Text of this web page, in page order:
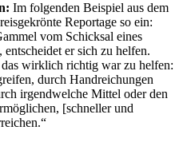
Im folgenden Beispiel aus dem
Reportage so ein:
vom Schicksal eines
er sich zu helfen.
wirklich richtig war zu helfen:
durch Handreichungen
irgendwelche Mittel oder den
[schneller und